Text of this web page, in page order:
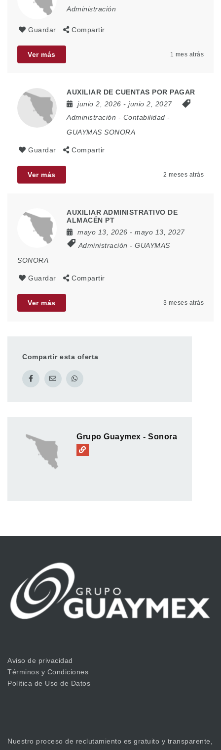
Administración
Guardar Compartir
Ver más 1 mes atrás
AUXILIAR DE CUENTAS POR PAGAR
junio 2, 2026 - junio 2, 2027
Administración - Contabilidad -
GUAYMAS SONORA
Guardar Compartir
Ver más 2 meses atrás
AUXILIAR ADMINISTRATIVO DE
ALMACÉN PT
mayo 13, 2026 - mayo 13, 2027
Administración - GUAYMAS
SONORA
Guardar Compartir
Ver más 3 meses atrás
Compartir esta oferta
Grupo Guaymex - Sonora
Aviso de privacidad
Términos y Condiciones
Política de Uso de Datos
Nuestro proceso de reclutamiento es gratuito y transparente,